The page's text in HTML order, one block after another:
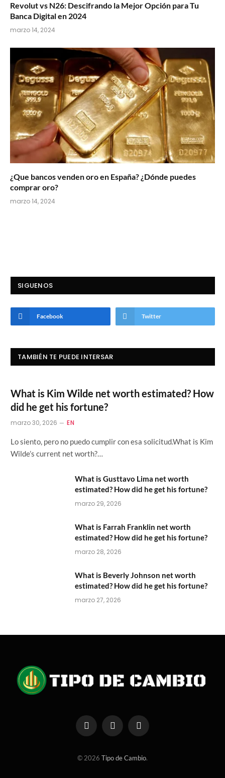
Revolut vs N26: Descifrando la Mejor Opción para Tu
Banca Digital en 2024
marzo 14, 2024
¿Que bancos venden oro en España? ¿Dónde puedes
comprar oro?
marzo 14, 2024
SIGUENOS
Facebook Twitter
TAMBIÉN TE PUEDE INTERSAR
What is Kim Wilde net worth estimated? How
did he get his fortune?
marzo 30, 2026 EN
Lo siento, pero no puedo cumplir con esa solicitud.What is Kim
Wilde’s current net worth?…
What is Gusttavo Lima net worth
estimated? How did he get his fortune?
marzo 29, 2026
What is Farrah Franklin net worth
estimated? How did he get his fortune?
marzo 28, 2026
What is Beverly Johnson net worth
estimated? How did he get his fortune?
marzo 27, 2026
FacebookX
Instagram
© 2026 Tipo de Cambio.